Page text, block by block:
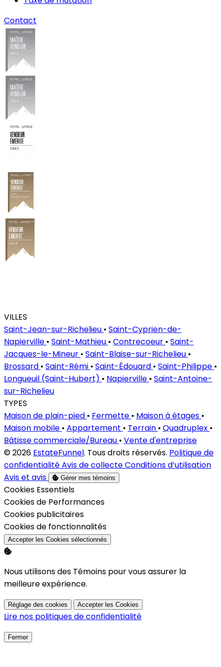
Contact
VILLES
Saint-Jean-sur-Richelieu • Saint-Cyprien-de-
Napierville • Saint-Mathieu • Contrecoeur • Saint-
Jacques-le-Mineur • Saint-Blaise-sur-Richelieu •
Brossard • Saint-Rémi • Saint-Édouard • Saint-Philippe •
Longueuil (Saint-Hubert) • Napierville • Saint-Antoine-
sur-Richelieu
TYPES
Maison de plain-pied • Fermette • Maison à étages •
Maison mobile • Appartement • Terrain • Quadruplex •
Bâtisse commerciale/Bureau • Vente d'entreprise
© 2026 EstateFunnel. Tous droits réservés. Politique de
confidentialitéAvis de collecteConditions d’utilisation
Avis et avis
Gérer mes témoins
Activer
Cookies Essentiels
Activer
Cookies de Performances
Activer
Cookies publicitaires
Activer
Cookies de fonctionnalités
Accepter les Cookies sélectionnés
Nous utilisons des Témoins pour vous assurer la
meilleure expérience.
Réglage des cookies Accepter les Cookies
Lire nos politiques de confidentialité
Fermer